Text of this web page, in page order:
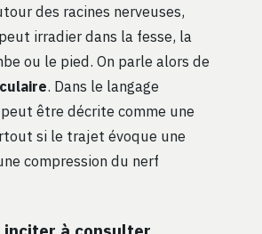
des racines nerveuses,
irradier dans la fesse, la
ou le pied. On parle alors de
. Dans le langage
être décrite comme une
si le trajet évoque une
compression du nerf